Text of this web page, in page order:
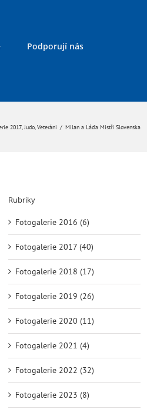
Podporují nás
2017 Judo Veteráni / Milan a Láďa Mistři Slovenska
Rubriky
Fotogalerie 2016 (6)
Fotogalerie 2017 (40)
Fotogalerie 2018 (17)
Fotogalerie 2019 (26)
Fotogalerie 2020 (11)
Fotogalerie 2021 (4)
Fotogalerie 2022 (32)
Fotogalerie 2023 (8)